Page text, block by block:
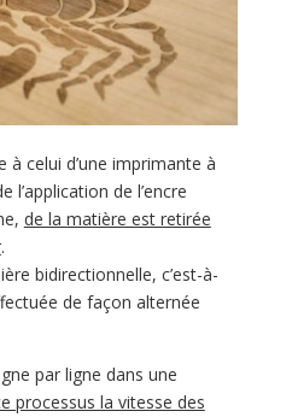
à celui d’une imprimante à
l’application de l’encre
de la matière est retirée
.
bidirectionnelle, c’est-à-
de façon alternée
par ligne dans une
processus la vitesse des